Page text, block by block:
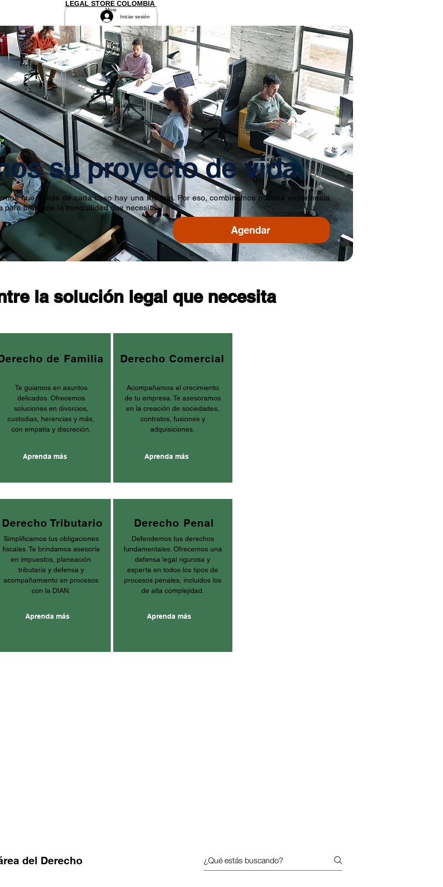
LEGAL STORE COLOMBIA
More
Iniciar sesión
su proyecto de vida
que detrás de cada caso hay una historia. Por eso, combinamos nuestra experiencia
para brindarle la tranquilidad que necesita.
Agendar
la solución legal que necesita
Derecho Tributario
Simplificamos tus obligaciones
fiscales. Te brindamos asesoría
en impuestos, planeación
tributaria y defensa y
acompañamiento en procesos
con la DIAN.
Aprenda más
Derecho Penal
Defendemos tus derechos
fundamentales. Ofrecemos una
defensa legal rigurosa y
experta en todos los tipos de
procesos penales, incluidos los
de alta complejidad.
Aprenda más
de Familia
Te guiamos en asuntos
delicados. Ofrecemos
soluciones en divorcios,
custodias, herencias y más,
con empatía y discreción.
Aprenda más
Derecho Comercial
Acompañamos el crecimiento
de tu empresa. Te asesoramos
en la creación de sociedades,
contratos, fusiones y
adquisiciones.
Aprenda más
del Derecho